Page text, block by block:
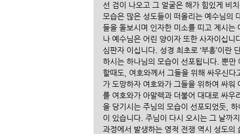
선 검이 나오고 그 얼굴은 해가 힘있게 비
모습은 많은 성도들이 떠올리는 예수님의
들을 돌보시며 인자한 미소를 띠고 계시는
나 예수님은 어린 양이자 또한 사자이십
심판자 이십니다. 성경 최초로 ‘부흥’이란
하시는 하나님의 모습이 선포됩니다. 뿐
할때도, 여호와께서 그들을 위해 싸우신다
가 도망하자 여호와가 그들을 위하여 싸워
를 여호와가 아말렉과 더불어 대대로 싸우
을 당기시는 주님의 모습이 선포되었듯,
이 있습니다. 주님이 다시 오시는 그 날까
과정에서 발생하는 영적 전쟁 역시 성도의